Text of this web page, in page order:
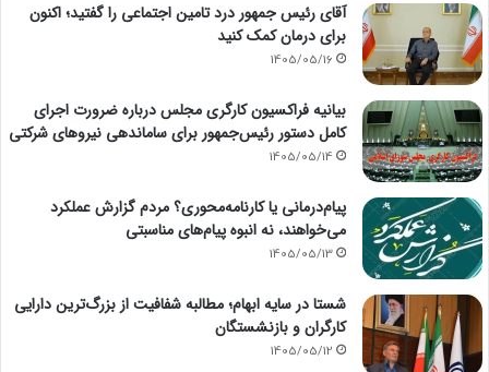
آقای رئیس جمهور درد تامین اجتماعی را گفتید؛ اکنون
برای درمان کمک کنید
1405/05/16
بیانیه فراکسیون کارگری مجلس درباره ضرورت اجرای
کامل دستور رئیس‌جمهور برای ساماندهی نیروهای شرکتی
1405/05/14
پیام‌درمانی یا کارنامه‌محوری؟ مردم گزارش عملکرد
می‌خواهند، نه انبوه پیام‌های مناسبتی
1405/05/13
شستا در سایه ابهام؛ مطالبه شفافیت از بزرگ‌ترین دارایی
کارگران و بازنشستگان
1405/05/12